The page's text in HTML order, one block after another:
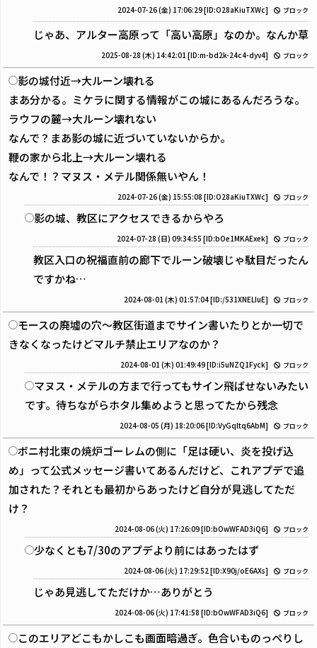
2024-07-26 (金) 17:06:29[ID:O28aKiuTXWc] ブロック
じゃあ、アルター高原って「高い高原」なのか。なんか草
2025-08-28 (木) 14:42:01 [ID:m-bd2k-24c4-dyv4] ブロック
影の城付近→大ルーン壊れる
まあ分かる。ミケラに関する情報がこの城にあるんだろうな。
ラウフの麓→大ルーン壊れない
なんで？まあ影の城に近づいていないからか。
鞭の家から北上→大ルーン壊れる
なんで！？マヌス・メテル関係無いやん！
2024-07-26 (金) 15:55:08 [ID:O28aKiuTXWc] ブロック
影の城、教区にアクセスできるからやろ
2024-07-28 (日) 09:34:55 [ID:bOe1MKAExek] ブロック
教区入口の祝福直前の廊下でルーン破壊じゃ駄目だったん
ですかね…
2024-08-01 (木) 01:57:04[ID:/531XNELIuE] ブロック
モースの廃墟の穴～教区街道までサイン書いたりとか一切で
きなくなったけどマルチ禁止エリアなのか？
2024-08-01 (木) 01:49:49[ID:i5uNZQ1Fyck] ブロック
マヌス・メテルの方まで行ってもサイン飛ばせないみたい
です。待ちながらホタル集めようと思ってたから残念
2024-08-05 (月) 18:20:06[ID:VyGqltq6AbM] ブロック
ボニ村北東の焼炉ゴーレムの側に「足は硬い、炎を投げ込
め」って公式メッセージ書いてあるんだけど、これアプデで追
加された？それとも最初からあったけど自分が見逃してただ
け？
2024-08-06 (火) 17:26:09[ID:bOwWFAD3iQ6] ブロック
少なくとも7/30のアプデより前にはあったはず
2024-08-06 (火) 17:29:52 [ID:X90j/oE6AXs] ブロック
じゃあ見逃してただけか…ありがとう
2024-08-06 (火) 17:41:58 [ID:bOwWFAD3iQ6] ブロック
このエリアどこもかしこも画面暗過ぎ。色合いものっぺりし